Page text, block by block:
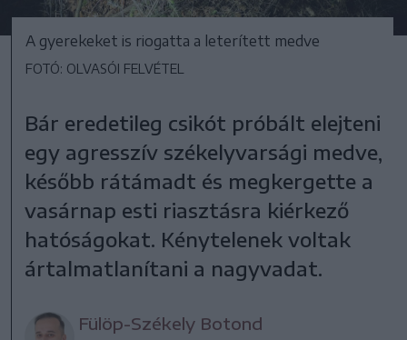
A gyerekeket is riogatta a leterített medve
FOTÓ: OLVASÓI FELVÉTEL
Bár eredetileg csikót próbált elejteni
egy agresszív székelyvarsági medve,
később rátámadt és megkergette a
vasárnap esti riasztásra kiérkező
hatóságokat. Kénytelenek voltak
ártalmatlanítani a nagyvadat.
Fülöp-Székely Botond